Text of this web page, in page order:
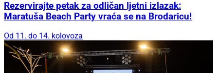
Rezervirajte petak za odličan ljetni izlazak:
Maratuša Beach Party vraća se na Brodaricu!
Od 11. do 14. kolovoza